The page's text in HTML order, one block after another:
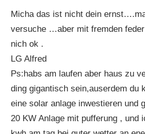
Micha das ist nicht dein
versuche …aber mit fremden
nich ok .
LG Alfred
Ps:habs am laufen aber haus zu
ding gigantisch sein,auserdem du
eine solar anlage inwestieren und
20 KW Anlage mit pufferung , und